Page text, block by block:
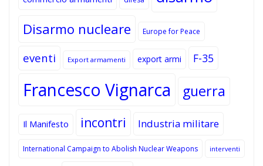
Disarmo nucleare Europe for Peace
eventi Export armamenti export armi F-35
Francesco Vignarca guerra
Il Manifesto incontri Industria militare
International Campaign to Abolish Nuclear Weapons interventi